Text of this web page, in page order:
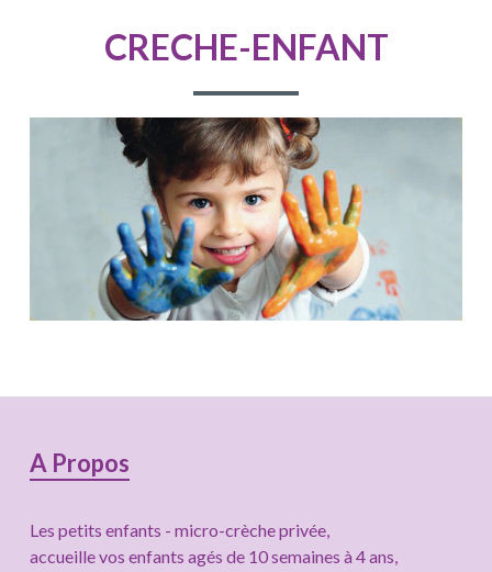
D'ARIANECRECHE-ENFANT
Colonne
subsidiaire
A Propos
Les petits enfants - micro-crèche privée,
accueille vos enfants agés de 10 semaines à 4 ans,